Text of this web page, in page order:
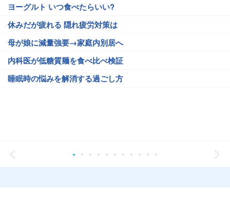
ヨーグルト いつ食べたらいい?
休みだが疲れる 隠れ疲労対策は
母が娘に減量強要→家庭内別居へ
内科医が低糖質麺を食べ比べ検証
睡眠時の悩みを解消する過ごし方